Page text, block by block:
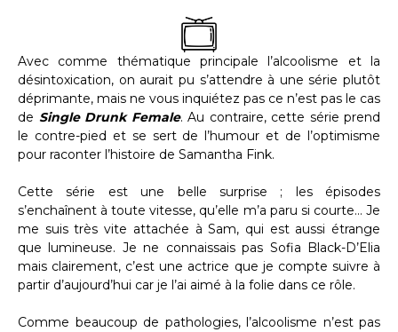
Avec comme thématique principale l’alcoolisme et la
désintoxication, on aurait pu s’attendre à une série plutôt
déprimante, mais ne vous inquiétez pas ce n’est pas le cas
de Single Drunk Female. Au contraire, cette série prend
le contre-pied et se sert de l’humour et de l’optimisme
pour raconter l’histoire de Samantha Fink.
Cette série est une belle surprise ; les épisodes
s’enchaînent à toute vitesse, qu’elle m’a paru si courte… Je
me suis très vite attachée à Sam, qui est aussi étrange
que lumineuse. Je ne connaissais pas Sofia Black-D’Elia
mais clairement, c’est une actrice que je compte suivre à
partir d’aujourd’hui car je l’ai aimé à la folie dans ce rôle.
Comme beaucoup de pathologies, l’alcoolisme n’est pas